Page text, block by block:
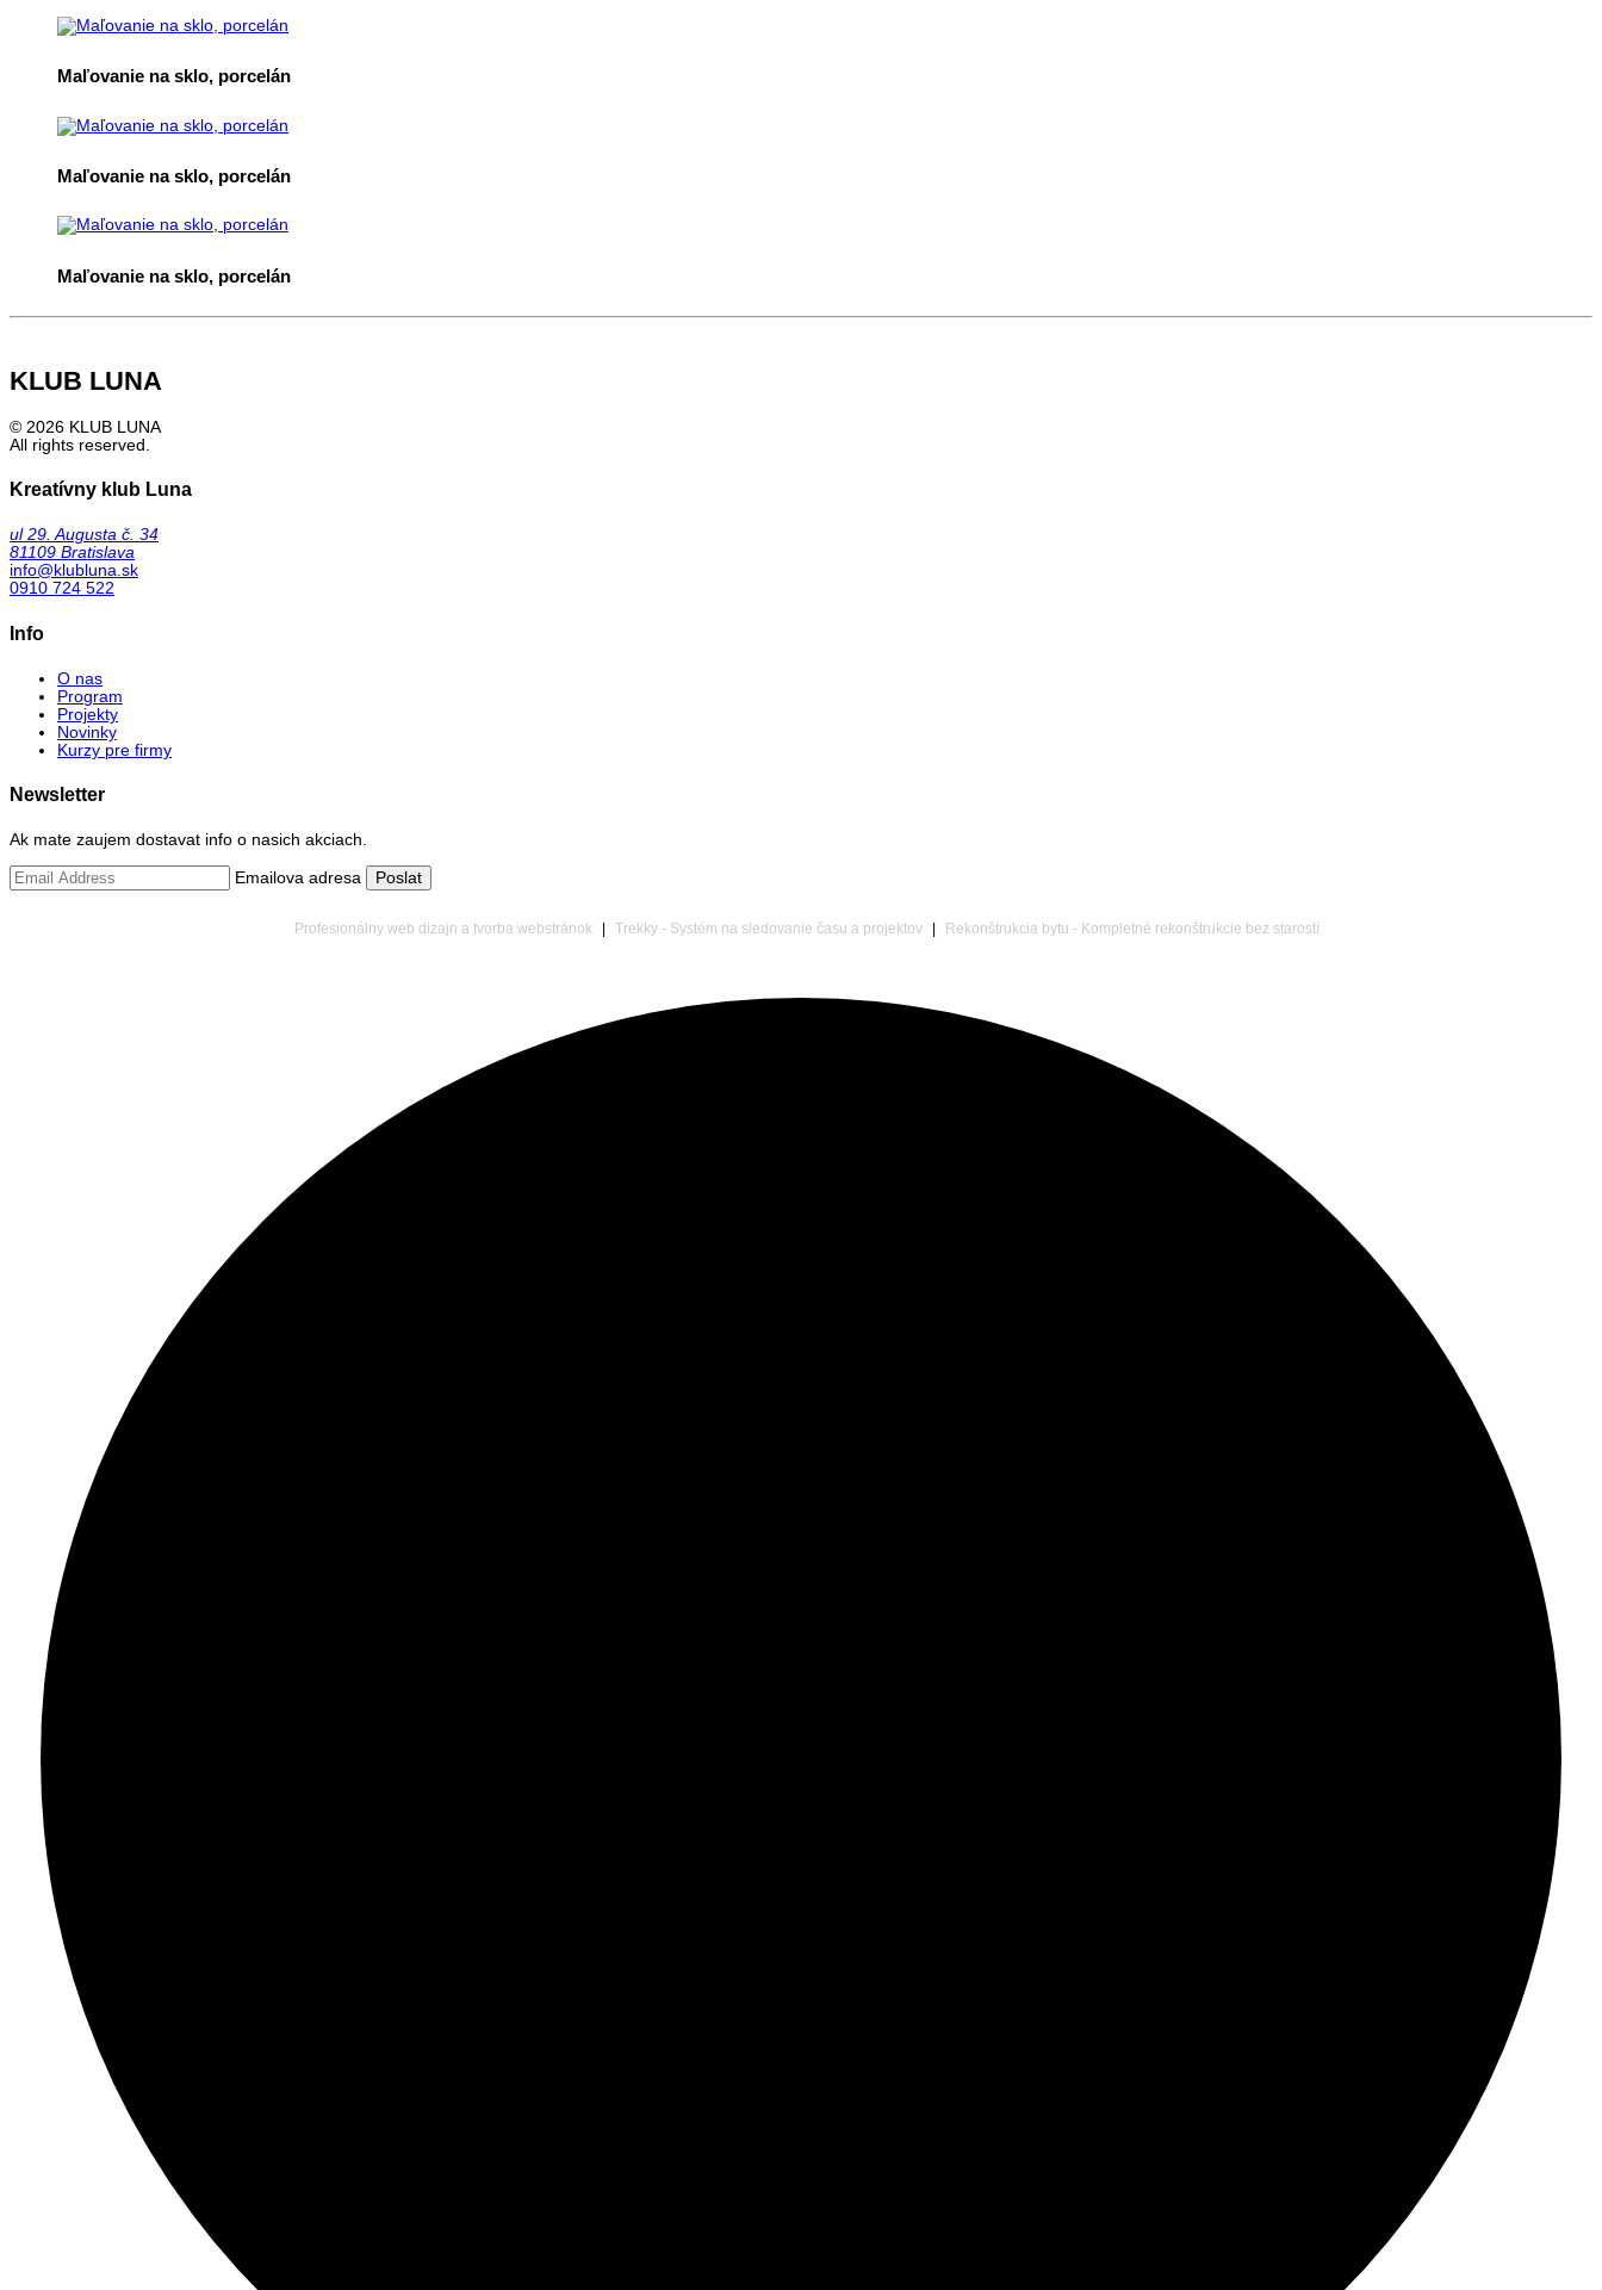
Maľovanie na sklo, porcelán
Maľovanie na sklo, porcelán
Maľovanie na sklo, porcelán
KLUB LUNA
© 2026 KLUB LUNA
All rights reserved.
Kreatívny klub Luna
ul 29. Augusta č. 34
81109 Bratislava
info@klubluna.sk
0910 724 522
Info
O nas
Program
Projekty
Novinky
Kurzy pre firmy
Newsletter
Ak mate zaujem dostavat info o nasich akciach.
Emailova adresa
Profesionálny web dizajn a tvorba webstránok Trekky - Systém na sledovanie času a projektov Rekonštrukcia bytu - Kompletné rekonštrukcie bez starostí